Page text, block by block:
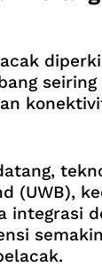
(UWB),
integrasi